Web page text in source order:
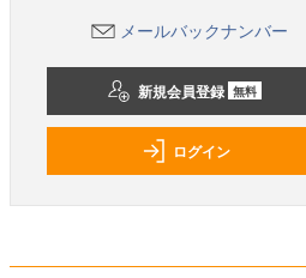
メールバックナンバー
新規会員登録 無料
ログイン